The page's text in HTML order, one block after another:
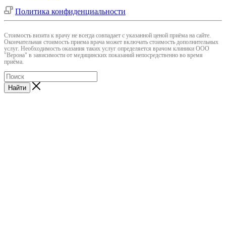
Политика конфиденциальности
Cтоимость визита к врачу не всегда совпадает с указанной ценой приёма на сайте.
Окончательная стоимость приема врача может включать стоимость дополнительных
услуг. Необходимость оказания таких услуг определяется врачом клиники ООО
"Верона" в зависимости от медицинских показаний непосредственно во время
приёма.
Найти